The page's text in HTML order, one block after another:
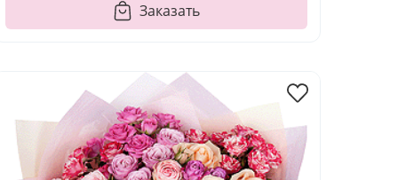
Заказать